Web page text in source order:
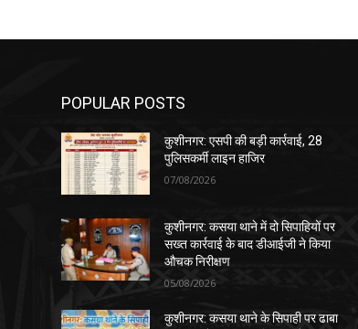
POPULAR POSTS
कुशीनगर: एसपी की बड़ी कार्रवाई, 28
पुलिसकर्मी लाइन हाजिर
07/08/2026
कुशीनगर: कसया थाने में दो सिपाहियों पर
सख्त कार्रवाई के बाद डीआईजी ने किया
औचक निरीक्षण
05/08/2026
कुशीनगर: कसया थाने के सिपाही पर ढाबा